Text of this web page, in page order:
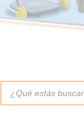
Búsqueda
productos